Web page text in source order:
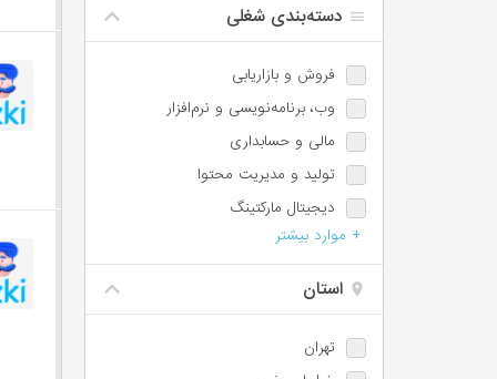
📈 امکان ترفیع شغلی
🕐 پاره‌وقت
♿️ امکان استخدام معلولین
⏱️ ساعت کاری شناور
🩺 بیمه تکمیلی
📊 سهام تشویقی
✈️ سفر کاری
فروش و بازاریابی
وب،‌ برنامه‌نویسی و نرم‌افزار
مالی و حسابداری
تولید و مدیریت محتوا
دیجیتال مارکتینگ
مسئول دفتر، اجرائی و اداری
طراحی
آموزش
+ موارد بیشتر
تهران